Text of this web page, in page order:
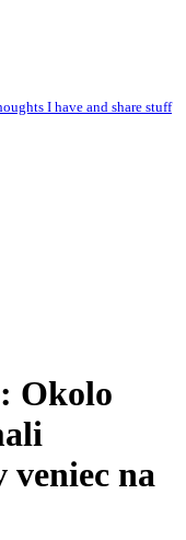
I have and share stuff
Okolo
na